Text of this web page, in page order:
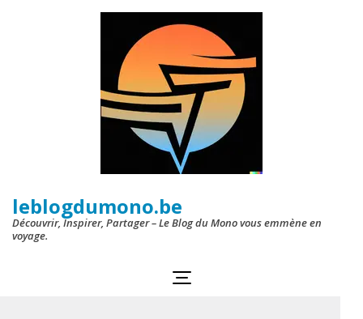
leblogdumono.be
Découvrir, Inspirer, Partager – Le Blog du Mono vous emmène en
voyage.